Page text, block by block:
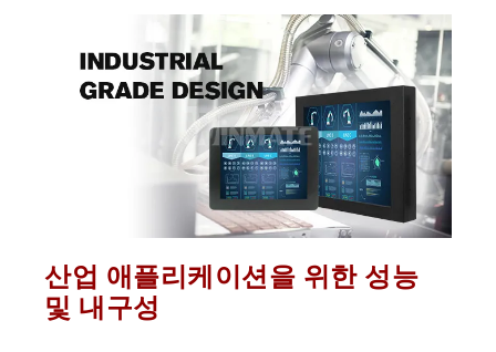
산업 애플리케이션을 위한 성능
및 내구성